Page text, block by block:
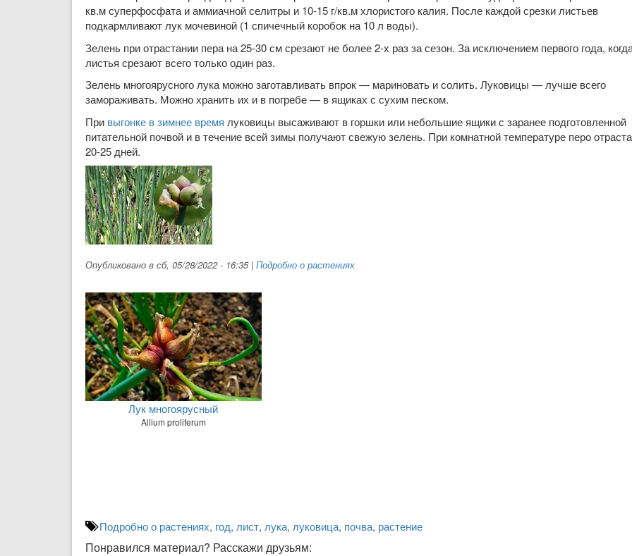
кв.м суперфосфата и аммиачной селитры и 10-15 г/кв.м хлористого калия. После каждой срезки листьев
подкармливают лук мочевиной (1 спичечный коробок на 10 л воды).
Зелень при отрастании пера на 25-30 см срезают не более 2-х раз за сезон. За исключением первого года,
листья срезают всего только один раз.
Зелень многоярусного лука можно заготавливать впрок — мариновать и солить. Луковицы — лучше всего
замораживать. Можно хранить их и в погребе — в ящиках с сухим песком.
При выгонке в зимнее время луковицы высаживают в горшки или небольшие ящики с заранее подготовленной
питательной почвой и в течение всей зимы получают свежую зелень. При комнатной температуре перо
20-25 дней.
Опубликовано в сб, 05/28/2022 - 16:35| Подробно о растениях
Лук многоярусный
Allium proliferum
Подробно о растениях, год, лист, лука, луковица, почва, растение
Понравился материал? Расскажи друзьям: